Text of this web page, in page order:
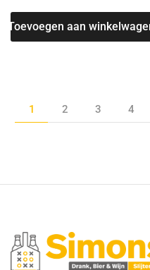
Toevoegen aan
1 2 3 4